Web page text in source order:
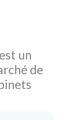
un
de